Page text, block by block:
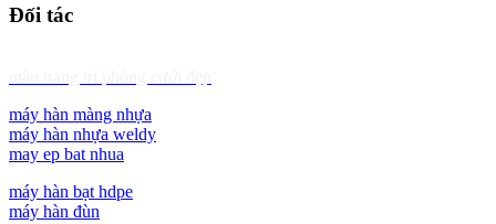
Đối tác
máy hàn màng nhựa
máy hàn nhựa weldy
may ep bat nhua
máy hàn bạt hdpe
máy hàn đùn